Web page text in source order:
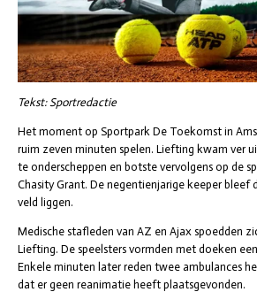
Tekst: Sportredactie
Het moment op Sportpark De Toekomst in
ruim zeven minuten spelen. Liefting kwam ver
te onderscheppen en botste vervolgens op de
Chasity Grant. De negentienjarige keeper bleef
veld liggen.
Medische stafleden van AZ en Ajax spoedden
Liefting. De speelsters vormden met doeken
Enkele minuten later reden twee ambulances
dat er geen reanimatie heeft plaatsgevonden.